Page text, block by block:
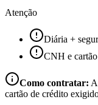
Atenção
Diária +
CNH e
Como contratar:
cartão de crédito